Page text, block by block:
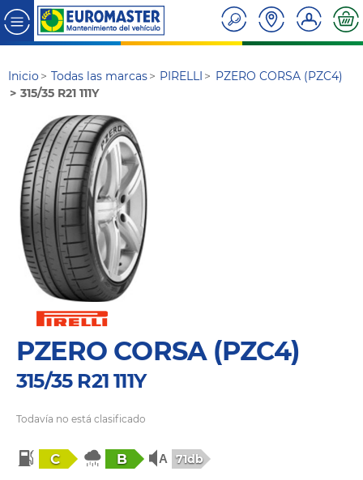
Inicio Todas las marcas PIRELLI
PZERO CORSA (PZC4)
315/35 R21 111Y
PZERO CORSA (PZC4)
315/35 R21 111Y
Todavía no está clasificado
C B 71db